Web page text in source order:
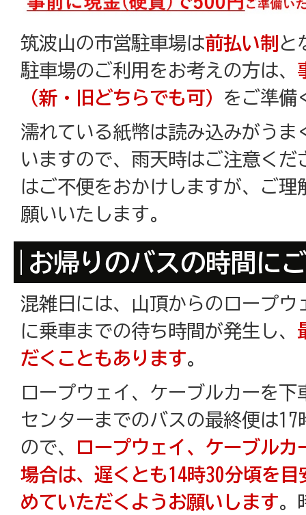
筑波山の市営駐車場は前払い制 と
駐車場のご利用をお考えの方は、
（新・旧どちらでも可） をご準備
濡れている紙幣は読み込みがうま
いますので、雨天時はご注意くだ
はご不便をおかけしますが、ご理
願いいたします。
お帰りのバスの時間に
混雑日には、山頂からのロープウ
に乗車までの待ち時間が発生し、
だくこともあります。
ロープウェイ、ケーブルカーを
センターまでのバスの最終便は
ので、
ロープウェイ、ケーブル
場合は、遅くとも14時30分頃を
めていただくようお願いします。